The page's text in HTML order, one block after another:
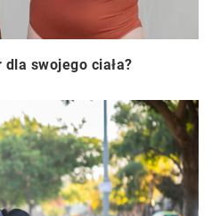
swojego ciała?